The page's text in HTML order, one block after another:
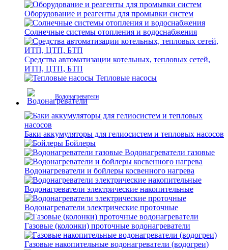
Оборудование и реагенты для промывки систем
Солнечные системы отопления и водоснабжения
Средства автоматизации котельных, тепловых сетей,
ИТП, ЦТП, БТП
Тепловые насосы
Водонагреватели
Баки аккумуляторы для гелиосистем и тепловых насосов
Бойлеры
Водонагреватели газовые
Водонагреватели и бойлеры косвенного нагрева
Водонагреватели электрические накопительные
Водонагреватели электрические проточные
Газовые (колонки) проточные водонагреватели
Газовые накопительные водонагреватели (водогреи)